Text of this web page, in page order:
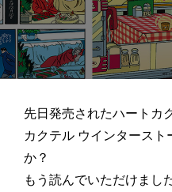
先日発売されたハートカ
カクテル ウインタース
か？
もう読んでいただけまし